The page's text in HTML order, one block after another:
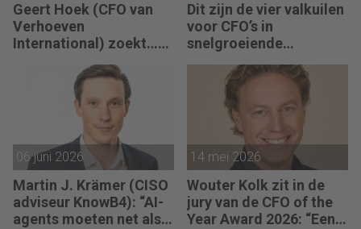
Geert Hoek (CFO van
Verhoeven
International) zoekt…
een Finance Manager:
“Verhoeven
International heeft
duidelijke groeiplannen
en is volop in
ontwikkeling.”
Dit zijn de vier valkuilen
voor CFO’s in
snelgroeiende
organisaties
06 juni 2026
Martin J. Krämer (CISO
adviseur KnowB4): “AI-
agents moeten net als
14 mei 2026
Wouter Kolk zit in de
jury van de CFO of the
Year Award 2026: “Een